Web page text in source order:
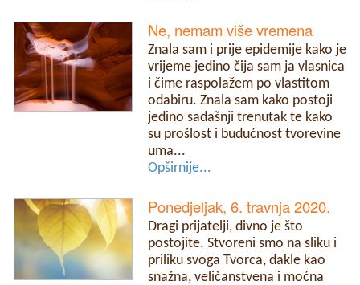
Ne, nemam više vremena
Znala sam i prije epidemije kako je
vrijeme jedino čija sam ja vlasnica
i čime raspolažem po vlastitom
odabiru. Znala sam kako postoji
jedino sadašnji trenutak te kako
su prošlost i budućnost tvorevine
uma...
Opširnije...
Ponedjeljak, 6. travnja 2020.
Dragi prijatelji, divno je što
postojite. Stvoreni smo na sliku i
priliku svoga Tvorca, dakle kao
snažna, veličanstvena i moćna